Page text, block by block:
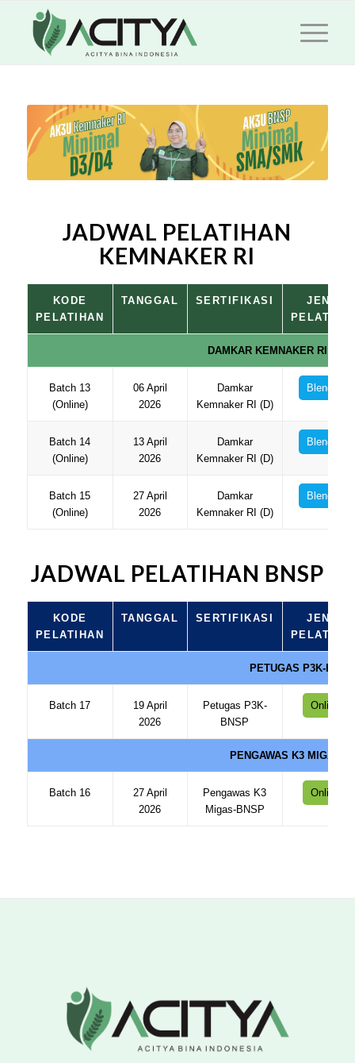
JADWAL PELATIHAN
KEMNAKER RI
KODE
PELATIHAN
TANGGAL SERTIFIKASI
JENIS
DAMKAR KEMNAKER RI (D)
Batch 13
(Online)
06 April
2026
Damkar
Kemnaker RI (D)
Blended
Batch 14
(Online)
13 April
2026
Damkar
Kemnaker RI (D)
Blended
Batch 15
(Online)
27 April
2026
Damkar
Kemnaker RI (D)
Blended
JADWAL PELATIHAN BNSP
KODE
PELATIHAN
TANGGAL SERTIFIKASI
JENIS
PETUGAS P3K-BNSP
Batch 17
19 April
2026
Petugas P3K-
BNSP
Online
PENGAWAS K3 MIGAS-
Batch 16
27 April
2026
Pengawas K3
Migas-BNSP
Online